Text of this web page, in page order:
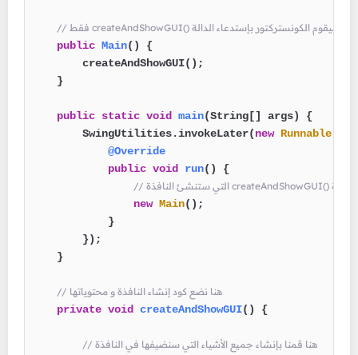
public Main()
{
createAndShowGUI();
}
public static void main(String[] args)
{
SwingUtilities.invokeLater(new Runnable
@Override
public void run() {
new Main();
}
});
}
// هنا نضع كود إنشاء النافذة و محتوياتها
private void createAndShowGUI() {
// هنا قمنا بإنشاء جميع الأشياء التي سنضيفها في النافذة